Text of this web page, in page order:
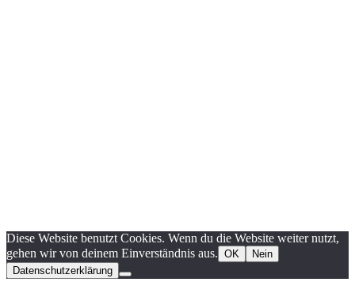
Diese Website benutzt Cookies. Wenn du die Website weiter nutzt,
gehen wir von deinem Einverständnis aus. OK
Nein
Datenschutzerklärung